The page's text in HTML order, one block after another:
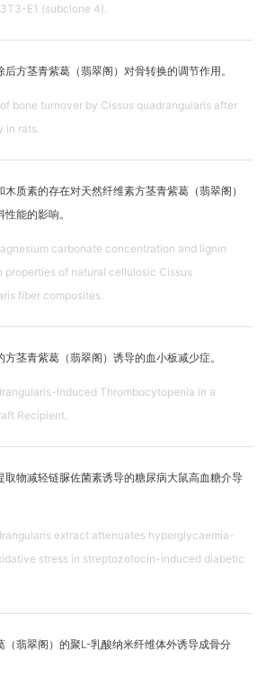
E1 (subclone 4).
后方茎青紫葛（翡翠阁）对骨转换的调节作用。
bone turnover by Cissus quadrangularis after
in rats.
木质素的存在对天然纤维素方茎青紫葛（翡翠阁）
能的影响。
carbonate concentration and lignin
properties of natural cellulosic Cissus
fiber composites.
方茎青紫葛（翡翠阁）诱导的血小板减少症。
Induced Thrombocytopenia in a
Recipient.
取物减轻链脲佐菌素诱导的糖尿病大鼠高血糖介导
extract attenuates hyperglycaemia-
stress in streptozotocin-induced diabetic
（翡翠阁）的聚L-乳酸纳米纤维体外诱导成骨分